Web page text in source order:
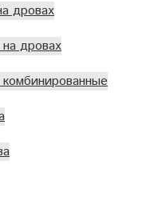
дровах
дровах